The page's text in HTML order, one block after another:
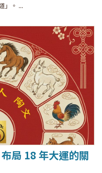
」。 ...
局 18 年大運的關